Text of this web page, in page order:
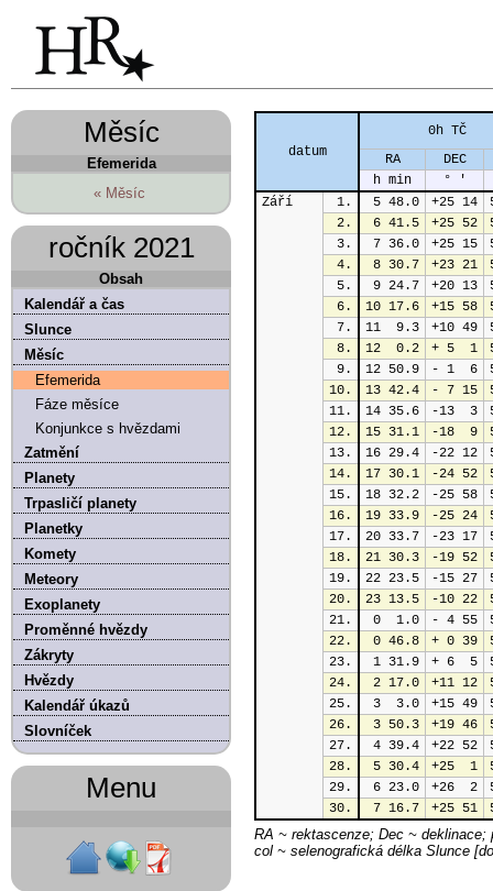
Měsíc
Efemerida
« Měsíc
ročník 2021
Obsah
Kalendář a čas
Slunce
Měsíc
Efemerida
Fáze měsíce
Konjunkce s hvězdami
Zatmění
Planety
Trpasličí planety
Planetky
Komety
Meteory
Exoplanety
Proměnné hvězdy
Zákryty
Hvězdy
Kalendář úkazů
Slovníček
Menu
datum
0h TČ
RA
DEC
h min
° '
Září
1. 5 48.0 +25 14
2.
6 41.5 +25 52
3.
7 36.0 +25 15
4.
8 30.7 +23 21
5.
9 24.7 +20 13
6.
10 17.6 +15 58
7.
11  9.3 +10 49
8.
12  0.2 + 5  1
9.
12 50.9 - 1  6
10.
13 42.4 - 7 15
11.
14 35.6 -13  3
12.
15 31.1 -18  9
13.
16 29.4 -22 12
14.
17 30.1 -24 52
15.
18 32.2 -25 58
16.
19 33.9 -25 24
17.
20 33.7 -23 17
18.
21 30.3 -19 52
19.
22 23.5 -15 27
20.
23 13.5 -10 22
21.
0  1.0 - 4 55
22.
0 46.8 + 0 39
23.
1 31.9 + 6  5
24.
2 17.0 +11 12
25.
3  3.0 +15 49
26.
3 50.3 +19 46
27.
4 39.4 +22 52
28.
5 30.4 +25  1
29.
6 23.0 +26  2
30.
7 16.7 +25 51
RA ~ rektascenze; Dec ~
col ~ selenografická délka Slunce